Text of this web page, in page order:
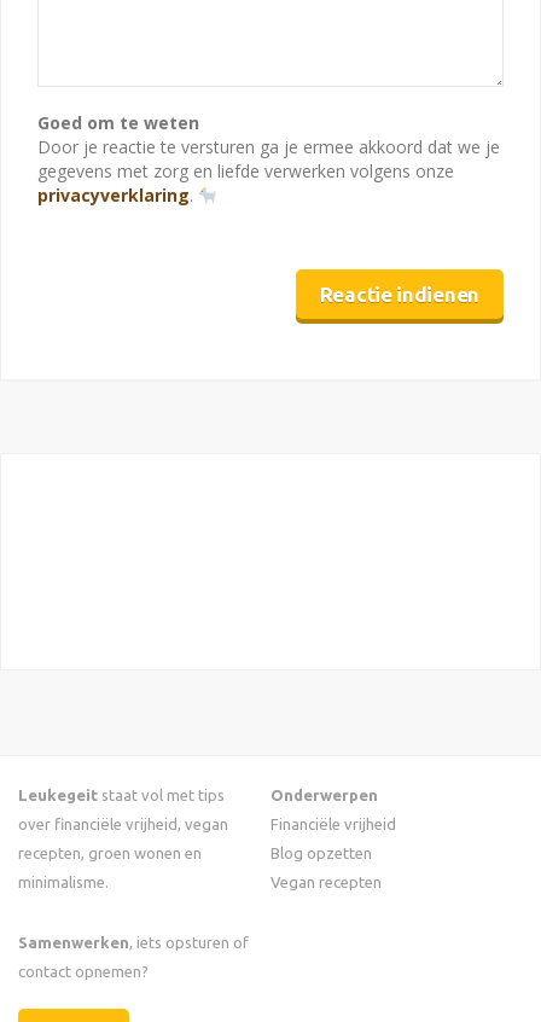
Goed om te weten
Door je reactie te versturen ga je ermee akkoord dat we je
gegevens met zorg en liefde verwerken volgens onze
privacyverklaring.
Leukegeit staat vol met tips
over financiële vrijheid, vegan
recepten, groen wonen en
minimalisme.
Samenwerken, iets opsturen of
contact opnemen?
Onderwerpen
Financiële vrijheid
Blog opzetten
Vegan recepten